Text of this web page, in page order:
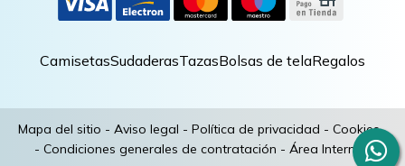
CamisetasSudaderasTazasBolsas de telaRegalos
Mapa del sitio - Aviso legal - Política de privacidad - Cookies
- Condiciones generales de contratación - Área Interna